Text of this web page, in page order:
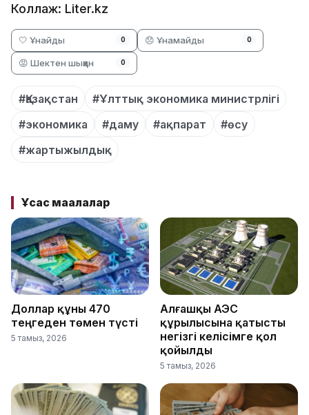
Коллаж: Liter.kz
🤍 Ұнайды 0 😞 Ұнамайды 0
😡 Шектен шыққан 0
#Қазақстан
#Ұлттық экономика министрлігі
#экономика
#даму #ақпарат
#өсу
#жартыжылдық
Ұқсас мақалалар
Доллар құны 470
теңгеден төмен түсті
5 тамыз, 2026
Алғашқы АЭС
құрылысына қатысты
негізгі келісімге қол
қойылды
5 тамыз, 2026